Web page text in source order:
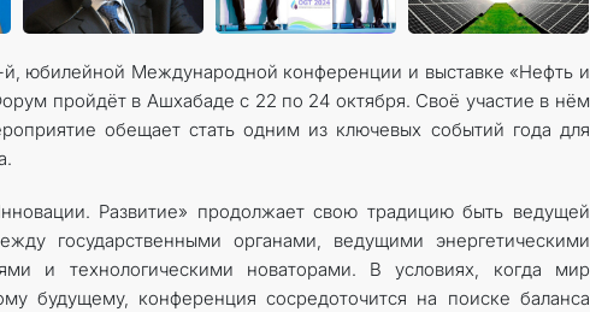
й, юбилейной Международной конференции и выставке «Нефть и
пройдёт в Ашхабаде с 22 по 24 октября. Своё участие в нём
обещает стать одним из ключевых событий года для
Развитие» продолжает свою традицию быть ведущей
государственными органами, ведущими энергетическими
и технологическими новаторами. В условиях, когда мир
будущему, конференция сосредоточится на поиске баланса